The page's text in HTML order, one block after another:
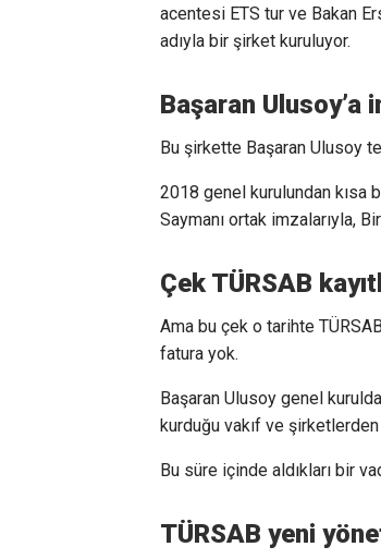
acentesi ETS tur ve Bakan
adıyla bir şirket kuruluyor.
Başaran Ulusoy’a
Bu şirkette Başaran Ulusoy
2018 genel kurulundan kısa
Saymanı ortak imzalarıyla,
Çek TÜRSAB
Ama bu çek o tarihte
fatura yok.
Başaran Ulusoy genel
kurduğu vakıf ve şirketlerden
Bu süre içinde aldıkları bir
TÜRSAB yeni